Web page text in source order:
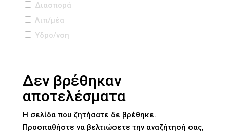
Διασπορά
Λιπ/μέα
Υδρo/νση
Δεν βρέθηκαν
αποτελέσματα
Η σελίδα που ζητήσατε δε βρέθηκε.
Προσπαθήστε να βελτιώσετε την αναζήτησή σας,